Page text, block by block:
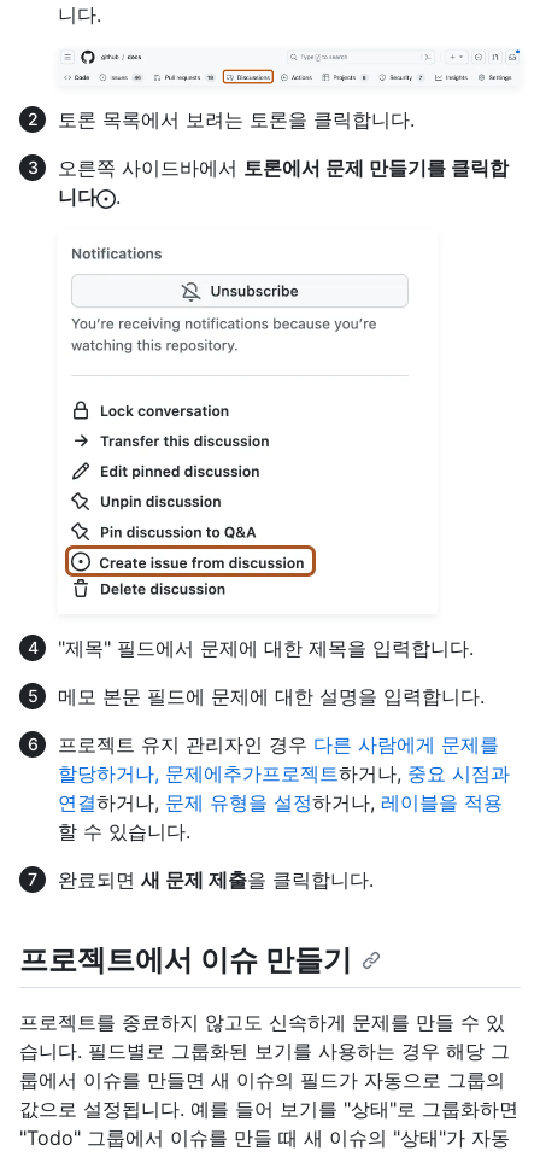
니다.
토론 목록에서 보려는 토론을 클릭합니다.
오른쪽 사이드바에서 토론에서 문제 만들기를 클릭합
니다
.
"제목" 필드에서 문제에 대한 제목을 입력합니다.
메모 본문 필드에 문제에 대한 설명을 입력합니다.
프로젝트 유지 관리자인 경우 다른 사람에게 문제를
할당하거나, 문제에추가프로젝트하거나, 중요 시점과
연결하거나, 문제 유형을 설정하거나, 레이블을 적용
할 수 있습니다.
완료되면 새 문제 제출을 클릭합니다.
프로젝트에서 이슈 만들기
프로젝트를 종료하지 않고도 신속하게 문제를 만들 수 있
습니다. 필드별로 그룹화된 보기를 사용하는 경우 해당 그
룹에서 이슈를 만들면 새 이슈의 필드가 자동으로 그룹의
값으로 설정됩니다. 예를 들어 보기를 "상태"로 그룹화하면
"Todo" 그룹에서 이슈를 만들 때 새 이슈의 "상태"가 자동